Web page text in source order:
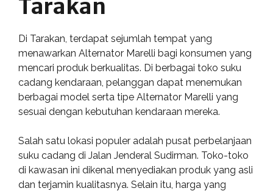
Tarakan
Di Tarakan, terdapat sejumlah tempat yang
menawarkan Alternator Marelli bagi konsumen yang
mencari produk berkualitas. Di berbagai toko suku
cadang kendaraan, pelanggan dapat menemukan
berbagai model serta tipe Alternator Marelli yang
sesuai dengan kebutuhan kendaraan mereka.
Salah satu lokasi populer adalah pusat perbelanjaan
suku cadang di Jalan Jenderal Sudirman. Toko-toko
di kawasan ini dikenal menyediakan produk yang asli
dan terjamin kualitasnya. Selain itu, harga yang